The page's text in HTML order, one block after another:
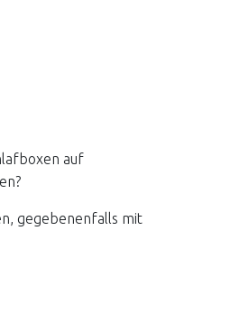
auf
gegebenenfalls mit